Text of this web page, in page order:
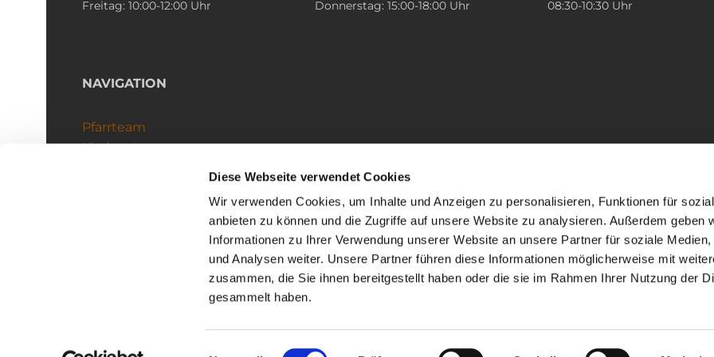
Diese Webseite verwendet Cookies
Wir verwenden Cookies, um Inhalte und Anzeigen zu personalisieren, Funktionen für
anbieten zu können und die Zugriffe auf unsere Website zu analysieren. Außerdem geben
Informationen zu Ihrer Verwendung unserer Website an unsere Partner für soziale Medien,
und Analysen weiter. Unsere Partner führen diese Informationen möglicherweise mit
zusammen, die Sie ihnen bereitgestellt haben oder die sie im Rahmen Ihrer Nutzung der
gesammelt haben.
Einwilligungsauswahl
Freitag: 10:00-12:00 Uhr
Donnerstag: 15:00-18:00 Uhr
08:30-10:30 Uhr
NAVIGATION
Pfarrteam
Kirchenteams
Impressum Datenschutzerklärung ChurchDesk-